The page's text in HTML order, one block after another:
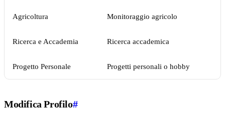
Agricoltura Monitoraggio agricolo
Ricerca e Accademia Ricerca accademica
Progetto Personale Progetti personali o hobby
Modifica Profilo#